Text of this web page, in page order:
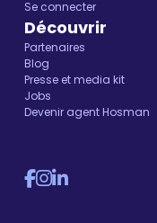
Se connecter
Découvrir
Partenaires
Blog
Presse et media kit
Jobs
Devenir agent Hosman